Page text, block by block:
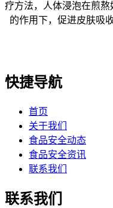
疗方法，人体浸泡在煎
的作用下，促进皮肤吸
快捷导航
首页
关于我们
食品安全动态
食品安全资讯
联系我们
联系我们